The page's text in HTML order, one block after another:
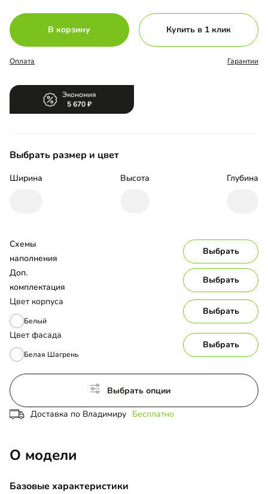
В корзину Купить в 1 клик
Оплата Гарантии
Экономия
5 670
Выбрать размер и цвет
Ширина Высота Глубина
Цвет корпуса
Белый
Выбрать
Цвет фасада
Белая Шагрень
Выбрать
Схемы
наполнения
Выбрать
Доп.
комплектация
Выбрать
Выбрать опции
Доставка по Владимиру Бесплатно
О модели
Базовые характеристики